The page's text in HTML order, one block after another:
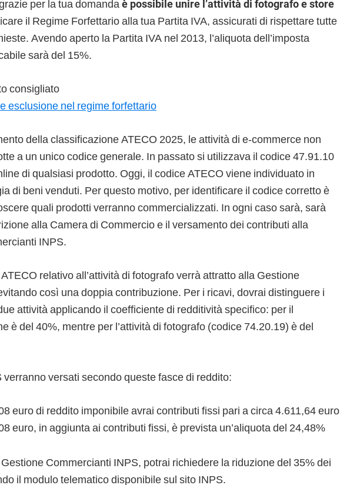
per la tua domanda è possibile unire l’attività di fotografo e store
il Regime Forfettario alla tua Partita IVA, assicurati di rispettare tutte
Avendo aperto la Partita IVA nel 2013, l’aliquota dell’imposta
sarà del 15%.
consigliato
esclusione nel regime forfettario
della classificazione ATECO 2025, le attività di e-commerce non
a un unico codice generale. In passato si utilizzava il codice 47.91.10
di qualsiasi prodotto. Oggi, il codice ATECO viene individuato in
di beni venduti. Per questo motivo, per identificare il codice corretto è
quali prodotti verranno commercializzati. In ogni caso sarà, sarà
alla Camera di Commercio e il versamento dei contributi alla
INPS.
relativo all’attività di fotografo verrà attratto alla Gestione
così una doppia contribuzione. Per i ricavi, dovrai distinguere i
attività applicando il coefficiente di redditività specifico: per il
è del 40%, mentre per l’attività di fotografo (codice 74.20.19) è del
verranno versati secondo queste fasce di reddito:
euro di reddito imponibile avrai contributi fissi pari a circa 4.611,64 euro
euro, in aggiunta ai contributi fissi, è prevista un’aliquota del 24,48%
Commercianti INPS, potrai richiedere la riduzione del 35% dei
il modulo telematico disponibile sul sito INPS.